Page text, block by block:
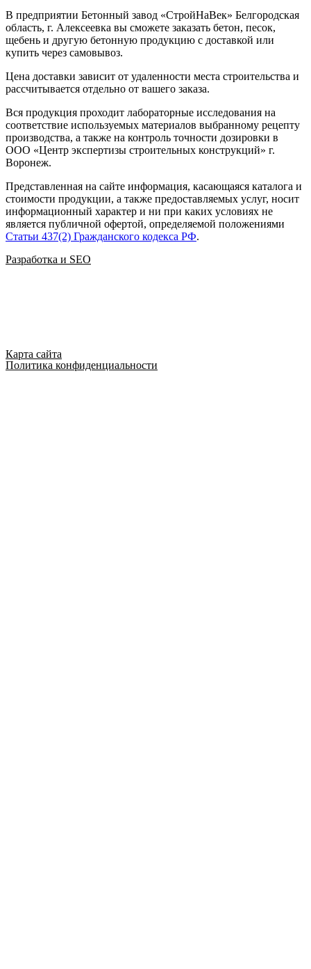
В предприятии Бетонный завод «‎СтройНаВек» Белгородская
область, г. Алексеевка вы сможете заказать бетон, песок,
щебень и другую бетонную продукцию с доставкой или
купить через самовывоз.
Цена доставки зависит от удаленности места строительства и
рассчитывается отдельно от вашего заказа.
Вся продукция проходит лабораторные исследования на
соответствие используемых материалов выбранному рецепту
производства, а также на контроль точности дозировки в
ООО «Центр экспертизы строительных конструкций» г.
Воронеж.
Представленная на сайте информация, касающаяся каталога и
стоимости продукции, а также предоставляемых услуг, носит
информационный характер и ни при каких условиях не
является публичной офертой, определяемой положениями
Статьи 437(2) Гражданского кодекса РФ.
Разработка и SEO
Карта сайта
Политика конфиденциальности